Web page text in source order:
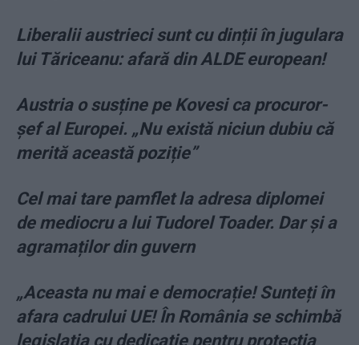
Liberalii austrieci sunt cu dinții în jugulara
lui Tăriceanu: afară din ALDE european!
Austria o susține pe Kovesi ca procuror-
șef al Europei. „Nu există niciun dubiu că
merită această poziție”
Cel mai tare pamflet la adresa diplomei
de mediocru a lui Tudorel Toader. Dar și a
agramaților din guvern
„Aceasta nu mai e democrație! Sunteți în
afara cadrului UE! În România se schimbă
legislația cu dedicație pentru protecția